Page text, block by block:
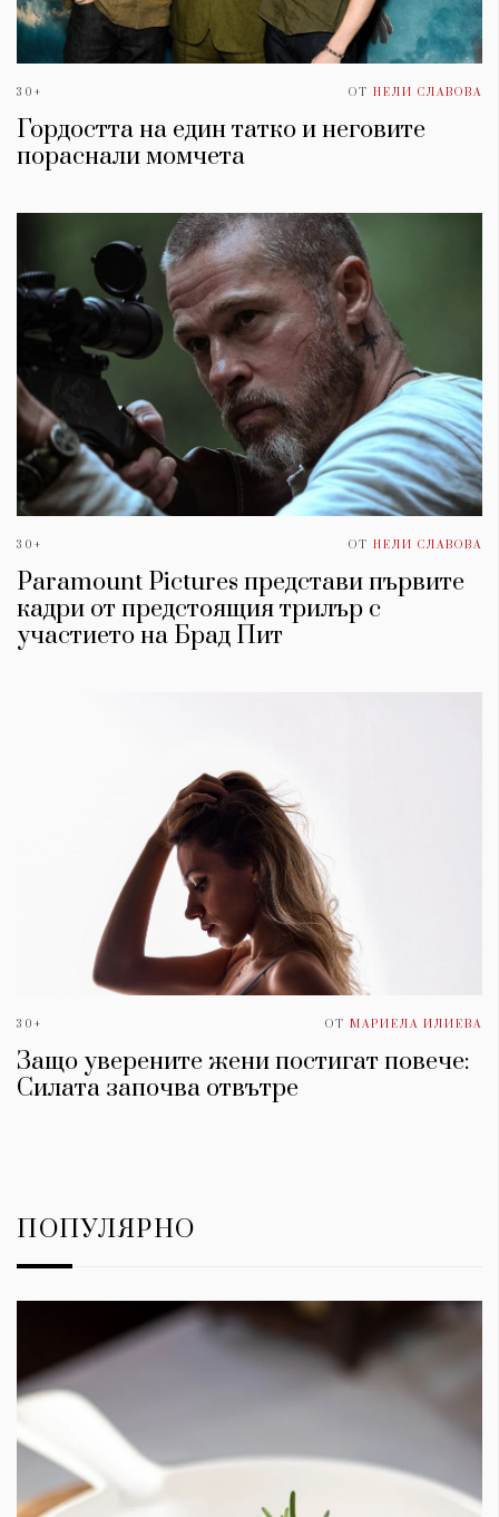
30+ ОТ НЕЛИ СЛАВОВА
Гордостта на един татко и неговите
пораснали момчета
30+ ОТ НЕЛИ СЛАВОВА
Paramount Pictures представи първите
кадри от предстоящия трилър с
участието на Брад Пит
30+ ОТ МАРИЕЛА ИЛИЕВА
Защо уверените жени постигат повече:
Силата започва отвътре
ПОПУЛЯРНО